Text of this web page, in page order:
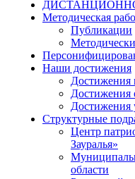
Методическая
Публикации
Наши достижения
Достижения
Достижения
Достижения
Структурные
Центр
Зауралья»
области